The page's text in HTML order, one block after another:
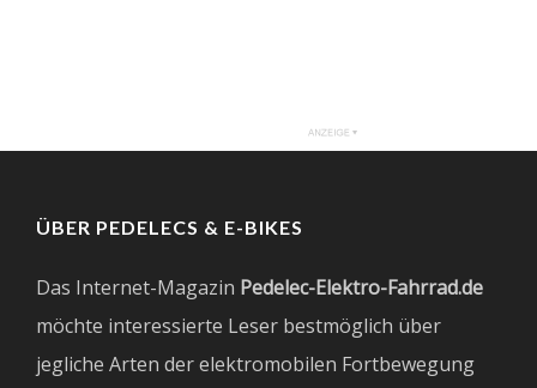
ÜBER PEDELECS & E-BIKES
Das Internet-Magazin Pedelec-Elektro-Fahrrad.de
möchte interessierte Leser bestmöglich über
jegliche Arten der elektromobilen Fortbewegung